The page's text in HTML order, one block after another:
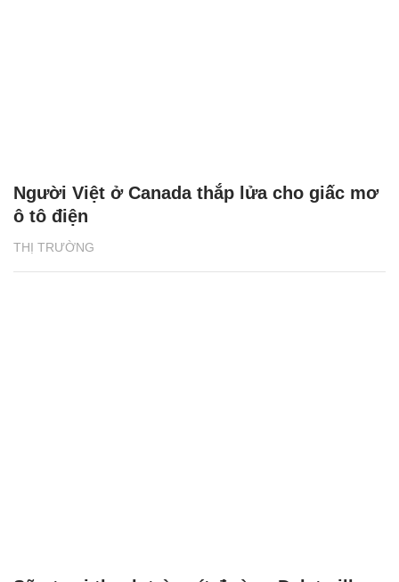
THỊ TRƯỜNG
Người Việt ở Canada thắp lửa cho giấc mơ
ô tô điện